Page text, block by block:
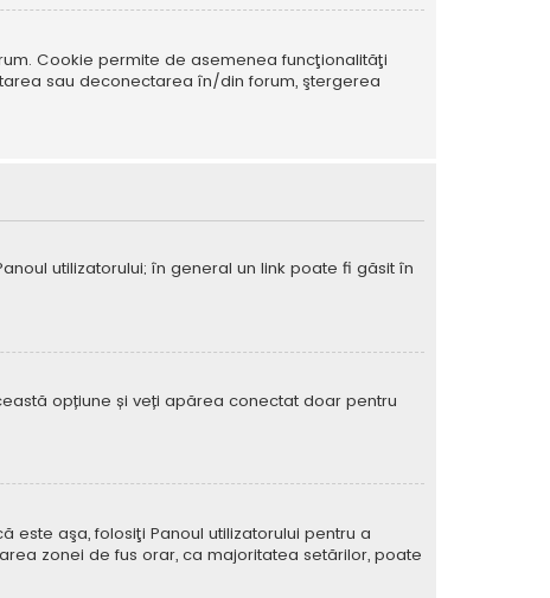
Cookie permite de asemenea funcţionalităţi
sau deconectarea în/din forum, ştergerea
utilizatorului; în general un link poate fi găsit în
opțiune și veți apărea conectat doar pentru
aşa, folosiţi Panoul utilizatorului pentru a
zonei de fus orar, ca majoritatea setărilor, poate